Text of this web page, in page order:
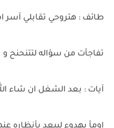
طائف : هتروحي تقابلي آسر
تفاجأت من سؤاله لتتنحنح
آيات : بعد الشغل ان شاء
اومأ بهدوء ليبعد بأنظاره